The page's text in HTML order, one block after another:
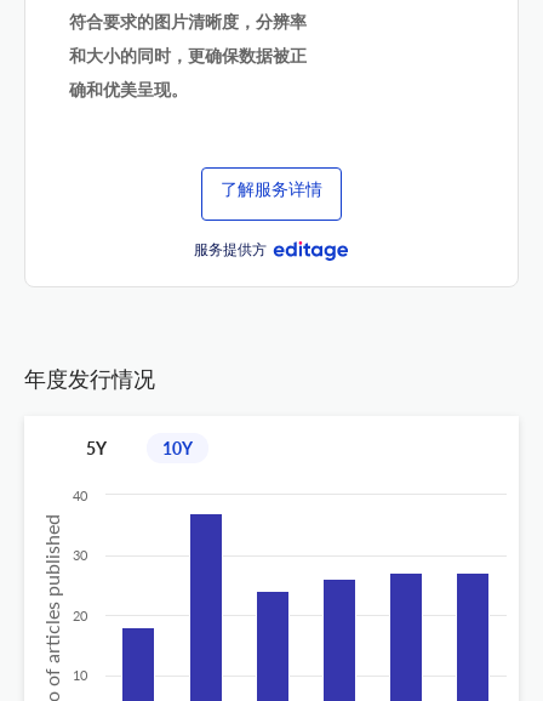
符合要求的图片清晰度，分辨率
和大小的同时，更确保数据被正
确和优美呈现。
了解服务详情
服务提供方
年度发行情况
5Y 10Y
No of articles published 10
20
30
40